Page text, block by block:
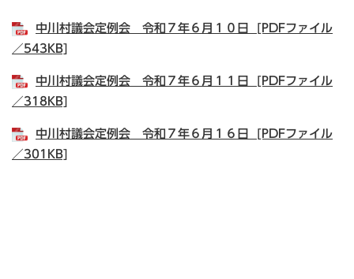
中川村議会定例会 令和７年６月１０日 [PDFファイル
／543KB]
中川村議会定例会 令和７年６月１１日 [PDFファイル
／318KB]
中川村議会定例会 令和７年６月１６日 [PDFファイル
／301KB]